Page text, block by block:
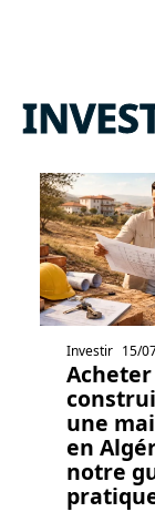
Investir 15/
une
en
notre